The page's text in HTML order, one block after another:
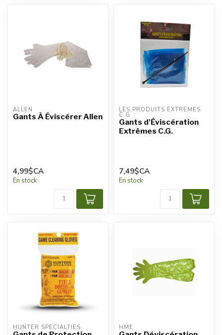
ALLEN
Gants À Éviscérer Allen
4,99$CA
En stock
LES PRODUITS EXTRÊMES
C.G
Gants d'Éviscération
Extrêmes C.G.
7,49$CA
En stock
HUNTER SPECIALTIES HME